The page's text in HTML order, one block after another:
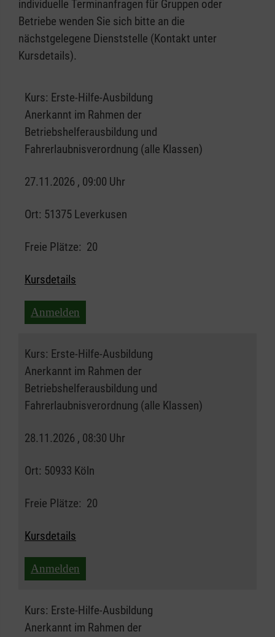
individuelle Terminanfragen für Gruppen oder
Betriebe wenden Sie sich bitte an die
nächstgelegene Dienststelle (Kontakt unter
Kursdetails).
Kurs: Erste-Hilfe-Ausbildung
Anerkannt im Rahmen der
Betriebshelferausbildung und
Fahrerlaubnisverordnung (alle Klassen)
27.11.2026 , 09:00 Uhr
Ort: 51375 Leverkusen
Freie Plätze: 20
Kursdetails
Anmelden
Kurs: Erste-Hilfe-Ausbildung
Anerkannt im Rahmen der
Betriebshelferausbildung und
Fahrerlaubnisverordnung (alle Klassen)
28.11.2026 , 08:30 Uhr
Ort: 50933 Köln
Freie Plätze: 20
Kursdetails
Anmelden
Kurs: Erste-Hilfe-Ausbildung
Anerkannt im Rahmen der